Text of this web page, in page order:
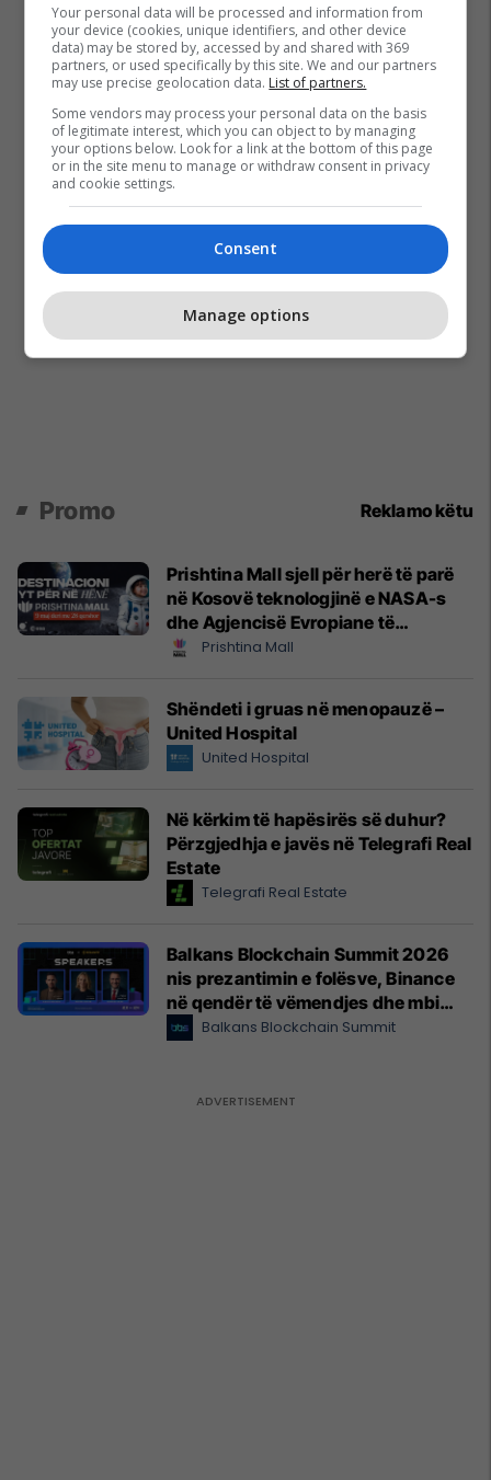
Promo Reklamo këtu
Prishtina Mall sjell për herë të parë
në Kosovë teknologjinë e NASA-s
dhe Agjencisë Evropiane të
Hapësirës (ESA)
Prishtina Mall
Shëndeti i gruas në menopauzë –
United Hospital
United Hospital
Në kërkim të hapësirës së duhur?
Përzgjedhja e javës në Telegrafi Real
Estate
Telegrafi Real Estate
Balkans Blockchain Summit 2026
nis prezantimin e folësve, Binance
në qendër të vëmendjes dhe mbi
$10,000 giveaway për
Balkans Blockchain Summit
Your personal data will be processed and information from
your device (cookies, unique identifiers, and other device
data) may be stored by, accessed by and shared with 369
partners, or used specifically by this site. We and our partners
may use precise geolocation data. List of partners.
Some vendors may process your personal data on the basis
of legitimate interest, which you can object to by managing
your options below. Look for a link at the bottom of this page
or in the site menu to manage or withdraw consent in privacy
and cookie settings.
Consent
Manage options